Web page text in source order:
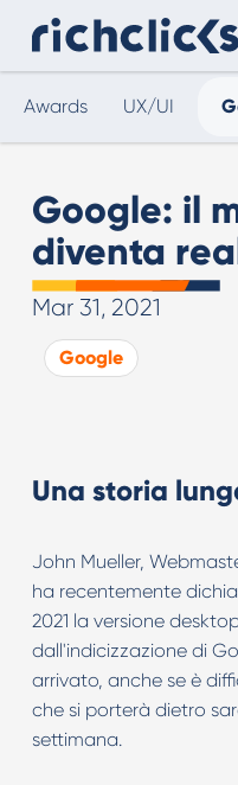
Awards UX/UI
Google: il
diventa
Mar 31, 2021
Google
Una storia
John Mueller,
ha recentemente
2021 la versione
dall'indicizzazione di
arrivato, anche se è
che si porterà dietro
settimana.